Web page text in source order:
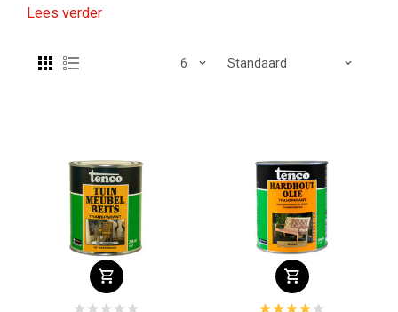
Lees verder